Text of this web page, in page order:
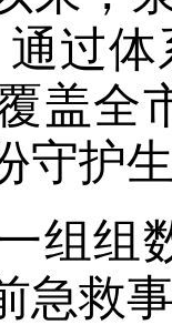
过
盖全
守护
组数
急救